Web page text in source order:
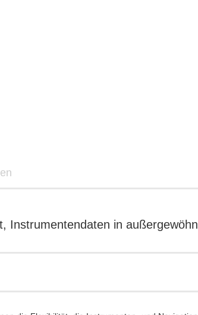
Instrumentendaten in